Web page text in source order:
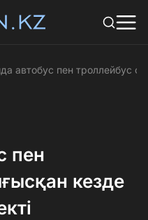
автобус пен троллейбус
пен
кезде